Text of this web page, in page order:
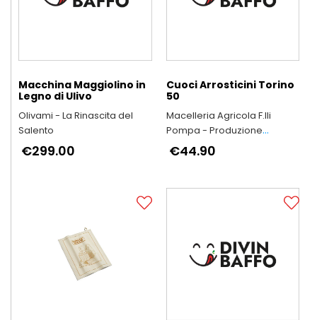
Macchina Maggiolino in
Legno di Ulivo
Olivami - La Rinascita del
Salento
€299.00
Cuoci Arrosticini Torino
50
Macelleria Agricola F.lli
Pompa - Produzione
Arrosticini Abruzzesi
artigianali
€44.90